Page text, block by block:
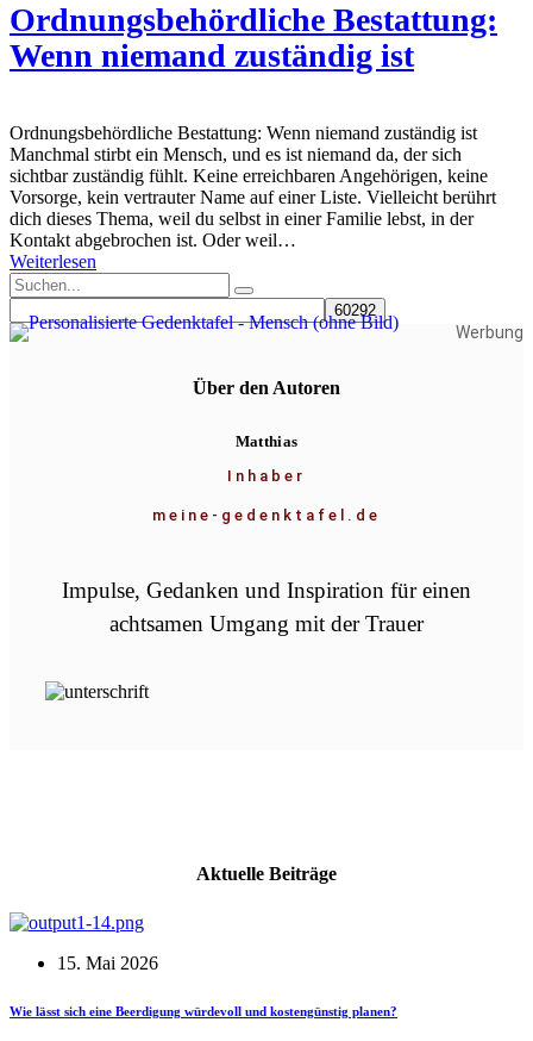
Ordnungsbehördliche Bestattung:
Wenn niemand zuständig ist
Ordnungsbehördliche Bestattung: Wenn niemand zuständig ist
Manchmal stirbt ein Mensch, und es ist niemand da, der sich
sichtbar zuständig fühlt. Keine erreichbaren Angehörigen, keine
Vorsorge, kein vertrauter Name auf einer Liste. Vielleicht berührt
dich dieses Thema, weil du selbst in einer Familie lebst, in der
Kontakt abgebrochen ist. Oder weil…
Weiterlesen
Werbung
Über den Autoren
Matthias
Inhaber
meine-gedenktafel.de
Impulse, Gedanken und Inspiration für einen
achtsamen Umgang mit der Trauer
Aktuelle Beiträge
15. Mai 2026
Wie lässt sich eine Beerdigung würdevoll und kostengünstig planen?